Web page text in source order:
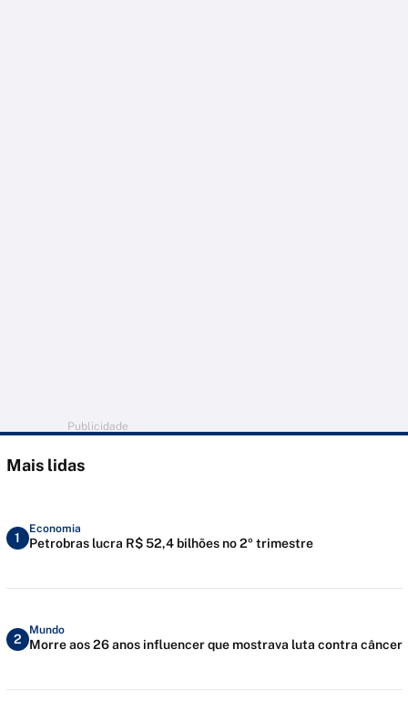
Publicidade
Mais lidas
1
Economia
Petrobras lucra R$ 52,4 bilhões no 2º trimestre
2
Mundo
Morre aos 26 anos influencer que mostrava luta contra câncer